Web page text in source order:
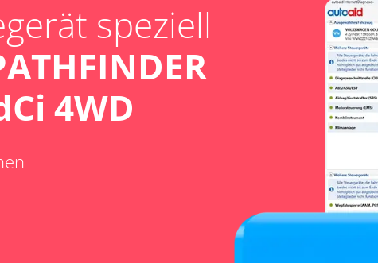
speziell
4WD